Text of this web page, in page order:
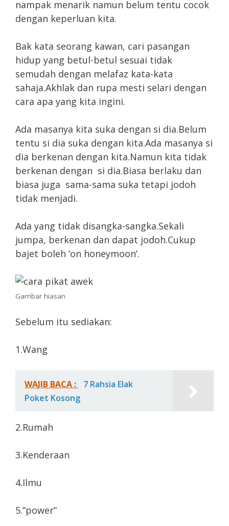
nampak menarik namun belum tentu cocok
dengan keperluan kita.
Bak kata seorang kawan, cari pasangan
hidup yang betul-betul sesuai tidak
semudah dengan melafaz kata-kata
sahaja.Akhlak dan rupa mesti selari dengan
cara apa yang kita ingini.
Ada masanya kita suka dengan si dia.Belum
tentu si dia suka dengan kita.Ada masanya si
dia berkenan dengan kita.Namun kita tidak
berkenan dengan si dia.Biasa berlaku dan
biasa juga sama-sama suka tetapi jodoh
tidak menjadi.
Ada yang tidak disangka-sangka.Sekali
jumpa, berkenan dan dapat jodoh.Cukup
bajet boleh ‘on honeymoon’.
Gambar hiasan
Sebelum itu sediakan:
1.Wang
WAJIB BACA :
7 Rahsia Elak
Poket Kosong
2.Rumah
3.Kenderaan
4.Ilmu
5.”power”